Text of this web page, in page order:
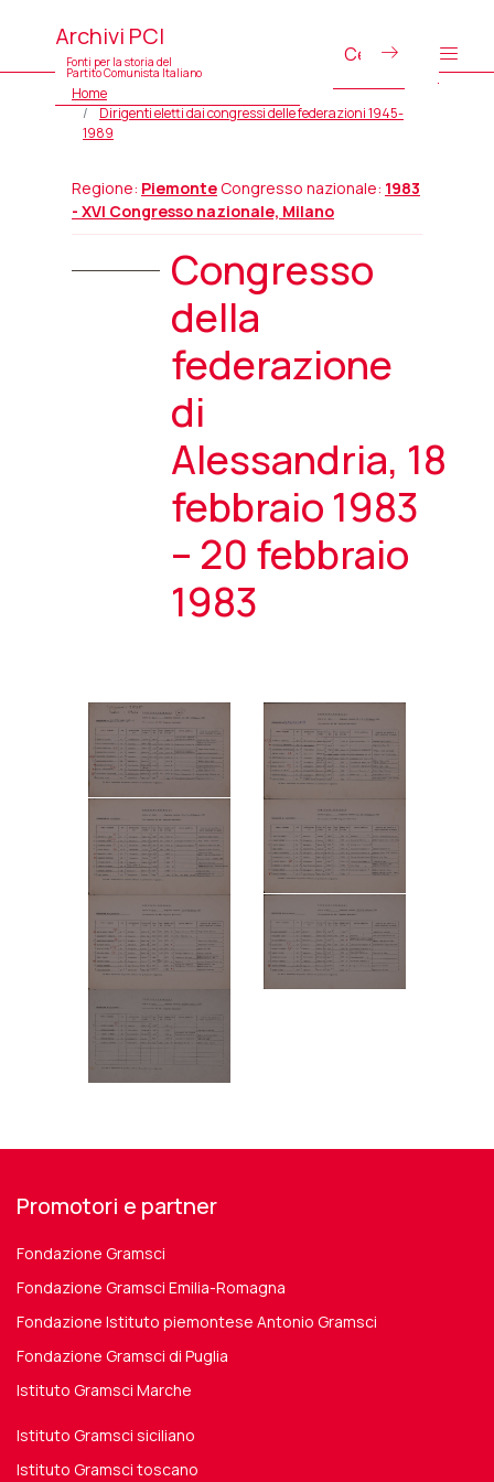
Archivi PCI
Fonti per la storia del
Partito Comunista Italiano
Home
Dirigenti eletti dai congressi delle federazioni 1945-
1989
Regione: PiemonteCongresso nazionale: 1983
- XVI Congresso nazionale, Milano
Congresso
della
federazione
di
Alessandria, 18
febbraio 1983
– 20 febbraio
1983
Promotori e partner
Fondazione Gramsci
Fondazione Gramsci Emilia-Romagna
Fondazione Istituto piemontese Antonio Gramsci
Fondazione Gramsci di Puglia
Istituto Gramsci Marche
Istituto Gramsci siciliano
Istituto Gramsci toscano